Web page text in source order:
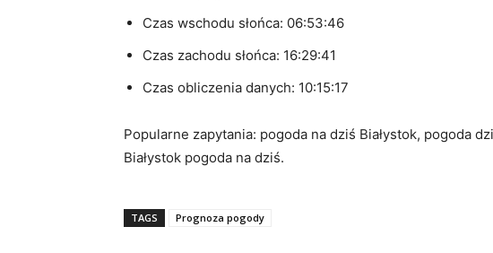
Czas wschodu słońca: 06:53:46
Czas zachodu słońca: 16:29:41
Czas obliczenia danych: 10:15:17
Popularne zapytania: pogoda na dziś Białystok, pogoda
Białystok pogoda na dziś.
TAGS Prognoza pogody